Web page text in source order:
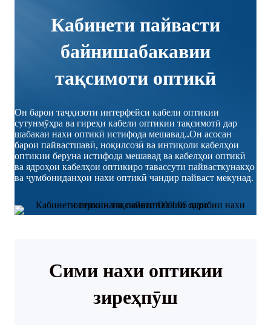
Кабинети пайвасти
байнишабакавии
тақсимоти оптикӣ
Он барои таҷҳизоти интерфейси кабели оптикии
сутунмӯҳра ва гиреҳи кабели оптикии тақсимотӣ дар
шабакаи нахи оптикӣ истифода мешавад..Он асосан
барои пайвастшавӣ, ноқилсозӣ ва интиқоли кабелҳои
оптикии беруна истифода мешавад ва кабелҳои оптикӣ
ва ядроҳои кабелҳои оптикиро тавассути пайвасткунакҳо
ва ҷумбониданҳои нахи оптикӣ чандир пайваст мекунад.
Сими нахи оптикии
зиреҳпӯш